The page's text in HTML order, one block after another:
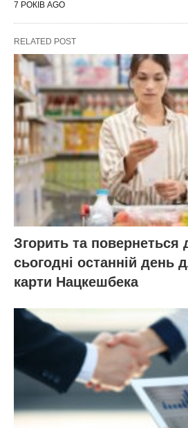
7 РОКІВ AGO
RELATED POST
Згорить та
сьогодні останній день
карти Нацкешбека